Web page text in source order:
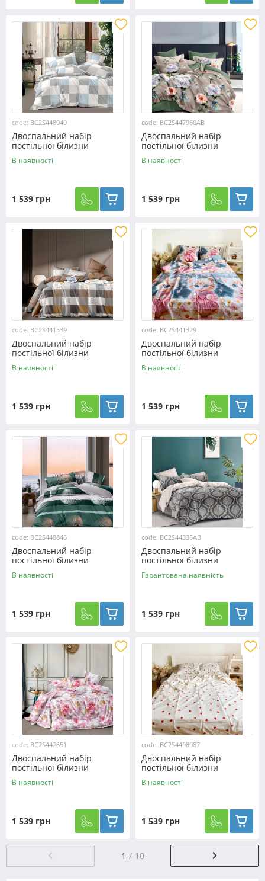
code: BC2S448949
Двоспальний набір
постільної білизни
180*220 із Сатину
№448949 Черешенка™
В наявності
1 539 грн
code: BC2S447960AB
Двоспальний набір
постільної білизни
180*220 із Сатину
№447960AB Черешенка™
В наявності
1 539 грн
code: BC2S441539
Двоспальний набір
постільної білизни
180*220 із Сатину
№441539 Черешенка™
В наявності
1 539 грн
code: BC2S441329
Двоспальний набір
постільної білизни
180*220 із Сатину
№441329 Черешенка™
В наявності
1 539 грн
code: BC2S448846
Двоспальний набір
постільної білизни
180*220 із Сатину
№448846 Черешенка™
В наявності
1 539 грн
code: BC2S44335AB
Двоспальний набір
постільної білизни
180*220 із Сатину
№44335AB Черешенка™
Гарантована наявність
1 539 грн
code: BC2S442851
Двоспальний набір
постільної білизни
180*220 із Сатину
№442851 Черешенка™
В наявності
1 539 грн
code: BC2S4498987
Двоспальний набір
постільної білизни
180*220 із Сатину
№4498987 Черешенка™
В наявності
1 539 грн
1 10